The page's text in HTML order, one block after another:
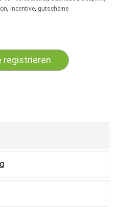
, incentive, gutscheine
registrieren